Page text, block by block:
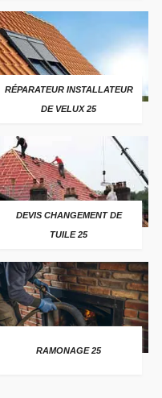
RÉPARATEUR INSTALLATEUR
DE VELUX 25
DEVIS CHANGEMENT DE
TUILE 25
RAMONAGE 25